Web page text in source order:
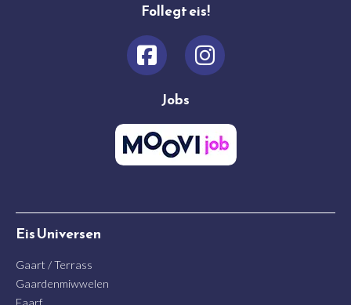
Follegt eis!
Jobs
Eis Universen
Gaart / Terrass
Gaardenmiwwelen